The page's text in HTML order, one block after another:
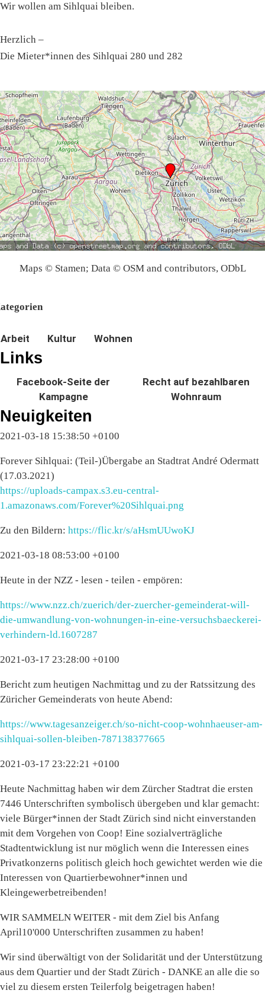
Wir wollen am Sihlquai bleiben.
Herzlich –
Die Mieter*innen des Sihlquai 280 und 282
Maps © Stamen; Data © OSM and contributors, ODbL
Arbeit Kultur Wohnen
Links
Facebook-Seite der
Kampagne
Recht auf bezahlbaren
Wohnraum
Neuigkeiten
2021-03-18 15:38:50 +0100
Forever Sihlquai: (Teil-)Übergabe an Stadtrat André Odermatt
(17.03.2021)
https://uploads-campax.s3.eu-central-
1.amazonaws.com/Forever%20Sihlquai.png
Zu den Bildern: https://flic.kr/s/aHsmUUwoKJ
2021-03-18 08:53:00 +0100
Heute in der NZZ - lesen - teilen - empören:
https://www.nzz.ch/zuerich/der-zuercher-gemeinderat-will-
die-umwandlung-von-wohnungen-in-eine-versuchsbaeckerei-
verhindern-ld.1607287
2021-03-17 23:28:00 +0100
Bericht zum heutigen Nachmittag und zu der Ratssitzung des
Züricher Gemeinderats von heute Abend:
https://www.tagesanzeiger.ch/so-nicht-coop-wohnhaeuser-am-
sihlquai-sollen-bleiben-787138377665
2021-03-17 23:22:21 +0100
Heute Nachmittag haben wir dem Zürcher Stadtrat die ersten
7446 Unterschriften symbolisch übergeben und klar gemacht:
viele Bürger*innen der Stadt Zürich sind nicht einverstanden
mit dem Vorgehen von Coop! Eine sozialverträgliche
Stadtentwicklung ist nur möglich wenn die Interessen eines
Privatkonzerns politisch gleich hoch gewichtet werden wie die
Interessen von Quartierbewohner*innen und
Kleingewerbetreibenden!
WIR SAMMELN WEITER - mit dem Ziel bis Anfang
April10'000 Unterschriften zusammen zu haben!
Wir sind überwältigt von der Solidarität und der Unterstützung
aus dem Quartier und der Stadt Zürich - DANKE an alle die so
viel zu diesem ersten Teilerfolg beigetragen haben!